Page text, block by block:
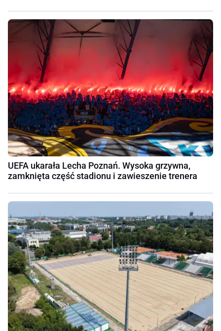
UEFA ukarała Lecha Poznań. Wysoka grzywna,
zamknięta część stadionu i zawieszenie trenera